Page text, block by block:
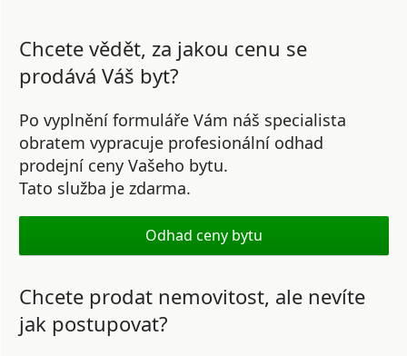
Chcete vědět, za jakou cenu se
prodává Váš byt?
Po vyplnění formuláře Vám náš specialista
obratem vypracuje profesionální odhad
prodejní ceny Vašeho bytu.
Tato služba je zdarma.
Odhad ceny bytu
Chcete prodat nemovitost, ale nevíte
jak postupovat?